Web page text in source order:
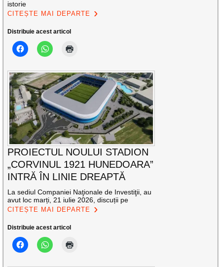
istorie
CITEȘTE MAI DEPARTE
Distribuie acest articol
PROIECTUL NOULUI STADION
„CORVINUL 1921 HUNEDOARA”
INTRĂ ÎN LINIE DREAPTĂ
La sediul Companiei Naţionale de Investiţii, au
avut loc marți, 21 iulie 2026, discuții pe
CITEȘTE MAI DEPARTE
Distribuie acest articol